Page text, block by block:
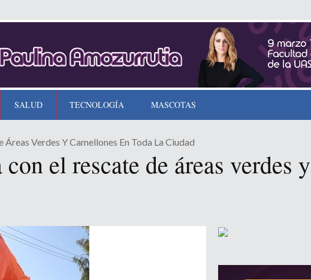
SALUD TECNOLOGÍA MASCOTAS
Verdes Y Camellones En Toda La Ciudad
el rescate de áreas verdes y